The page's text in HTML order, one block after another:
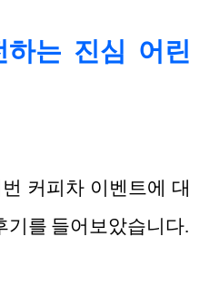
하는 진심 어린
커피차 이벤트에 대
기를 들어보았습니다.